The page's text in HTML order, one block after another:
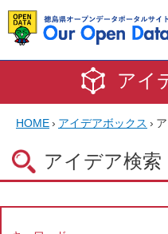
アイ
HOME› アイデアボックス ›
アイデア検索